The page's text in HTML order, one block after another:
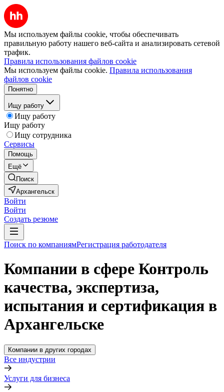
Мы используем файлы cookie, чтобы обеспечивать
правильную работу нашего веб-сайта и анализировать сетевой
трафик.
Правила использования файлов cookie
Мы используем файлы cookie. Правила использования
файлов cookie
Понятно
Ищу работу
Ищу работу
Ищу работу
Ищу сотрудника
Сервисы
Помощь
Ещё
Поиск
Архангельск
Войти
Войти
Создать резюме
Поиск по компаниямРегистрация работодателя
Компании в сфере Контроль
качества, экспертиза,
испытания и сертификация в
Архангельске
Компании в других городах
Все индустрии
Услуги для бизнеса